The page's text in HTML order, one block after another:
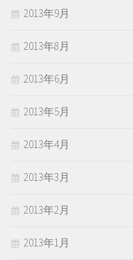
2013年9月
2013年8月
2013年6月
2013年5月
2013年4月
2013年3月
2013年2月
2013年1月